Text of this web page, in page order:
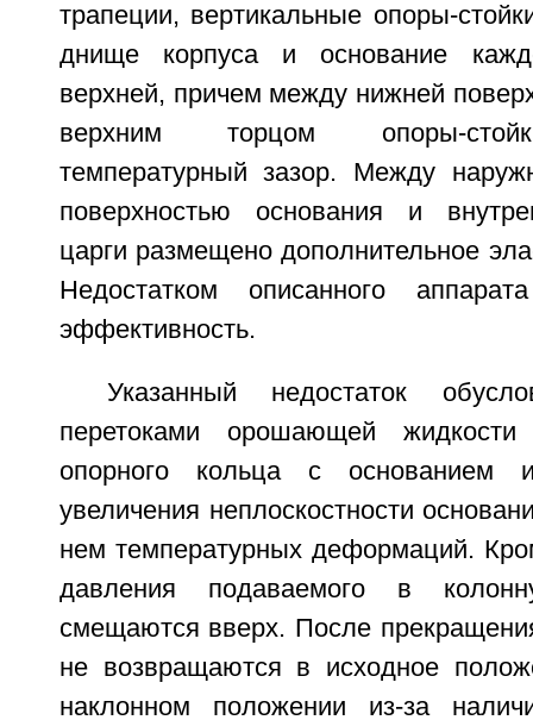
трапеции, вертикальные опоры-
днище корпуса и основание
верхней, причем между нижней
верхним торцом опоры-
температурный зазор. Между
поверхностью основания и
царги размещено дополнительное
Недостатком описанного
эффективность.
Указанный недостаток
перетоками орошающей жидкости
опорного кольца с основанием
увеличения неплоскостности
нем температурных деформаций.
давления подаваемого в
смещаются вверх. После
не возвращаются в исходное
наклонном положении из-за